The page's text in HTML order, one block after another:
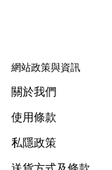
網站政策與資訊
關於我們
使用條款
私隱政策